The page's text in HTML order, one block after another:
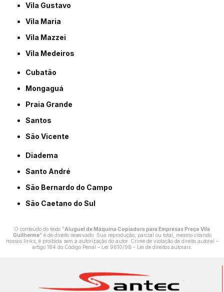
Vila Gustavo
Vila Maria
Vila Mazzei
Vila Medeiros
Cubatão
Mongaguá
Praia Grande
Santos
São Vicente
Diadema
Santo André
São Bernardo do Campo
São Caetano do Sul
O conteúdo do texto "Aluguel de Máquina Copiadora para Empresas Preço Vila
Guilherme" é de direito reservado. Sua reprodução, parcial ou total, mesmo citando
nossos links, é proibida sem a autorização do autor. Crime de violação de direito autoral –
artigo 184 do Código Penal – Lei 9610/98 - Lei de direitos autorais